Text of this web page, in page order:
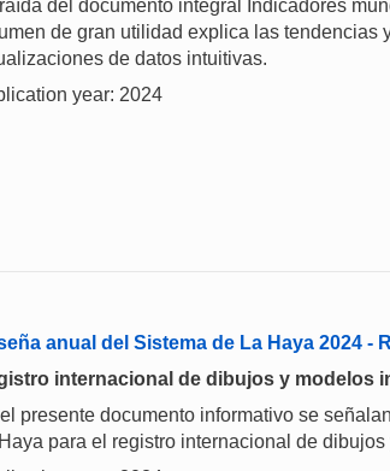
del documento integral Indicadores
de gran utilidad explica las tendencias
de datos intuitivas.
year: 2024
anual del Sistema de La Haya 2024 -
internacional de dibujos y modelos
presente documento informativo se
para el registro internacional de